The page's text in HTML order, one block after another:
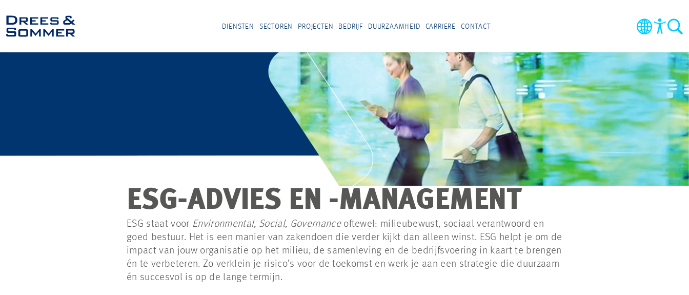
DIENSTEN SECTOREN PROJECTEN BEDRIJF DUURZAAMHEID CARRIERE CONTACT
ESG-ADVIES EN -MANAGEMENT
ESG staat voor Environmental, Social, Governanceoftewel: milieubewust, sociaal verantwoord en
goed bestuur. Het is een manier van zakendoen die verder kijkt dan alleen winst. ESG helpt je om de
impact van jouw organisatie op het milieu, de samenleving en de bedrijfsvoering in kaart te brengen
én te verbeteren. Zo verklein je risico’s voor de toekomst en werk je aan een strategie die duurzaam
én succesvol is op de lange termijn.